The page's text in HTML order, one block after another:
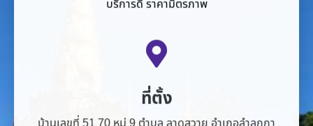
ที่ตั้ง
บ้านเลขที่ 51 70 หมู่ 9 ตำบล ลาดสวาย อำเภอลำลูกกา